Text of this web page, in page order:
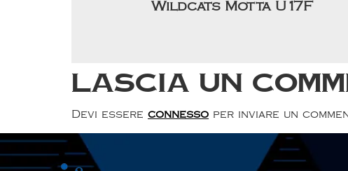
Wildcats Motta U17F
Lascia un
Devi essere connesso per inviare un